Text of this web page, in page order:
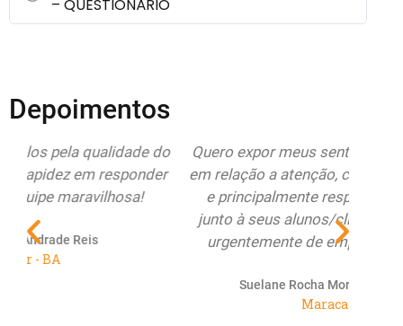
– QUESTIONÁRIO
Depoimentos
Quero expor meus sentimentos de pura alegria
em relação a atenção, compromisso, seriedade
e principalmente respeito do Educamundo
junto à seus alunos/clientes. O Brasil precisa
urgentemente de empresas como vocês...
Suelane Rocha Morais de Castro Paiva